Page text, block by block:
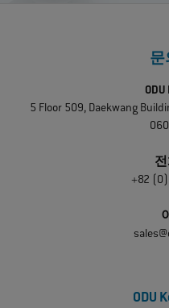
문
5 Floor 509, Daekwang
+82 (0)
ODU